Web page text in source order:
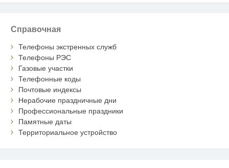
Справочная
Телефоны экстренных служб
Телефоны РЭС
Газовые участки
Телефонные коды
Почтовые индексы
Нерабочие праздничные дни
Профессиональные праздники
Памятные даты
Территориальное устройство